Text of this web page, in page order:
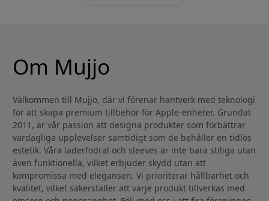
Om Mujjo
Välkommen till Mujjo, där vi förenar hantverk med teknologi
för att skapa premium tillbehör för Apple-enheter. Grundat
2011, är vår passion att designa produkter som förbättrar
vardagliga upplevelser samtidigt som de behåller en tidlös
estetik. Våra läderfodral och sleeves är inte bara stiliga utan
även funktionella, vilket erbjuder skydd utan att
kompromissa med elegansen. Vi prioriterar hållbarhet och
kvalitet, vilket säkerställer att varje produkt tillverkas med